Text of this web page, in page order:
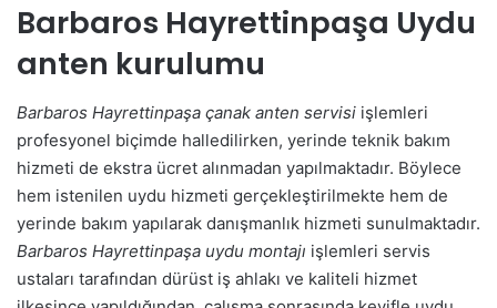
Barbaros Hayrettinpaşa Uydu
anten kurulumu
Barbaros Hayrettinpaşa çanak anten servisi işlemleri
profesyonel biçimde halledilirken, yerinde teknik bakım
hizmeti de ekstra ücret alınmadan yapılmaktadır. Böylece
hem istenilen uydu hizmeti gerçekleştirilmekte hem de
yerinde bakım yapılarak danışmanlık hizmeti sunulmaktadır.
Barbaros Hayrettinpaşa uydu montajı işlemleri servis
ustaları tarafından dürüst iş ahlakı ve kaliteli hizmet